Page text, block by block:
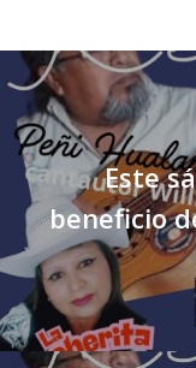
Este
beneficio